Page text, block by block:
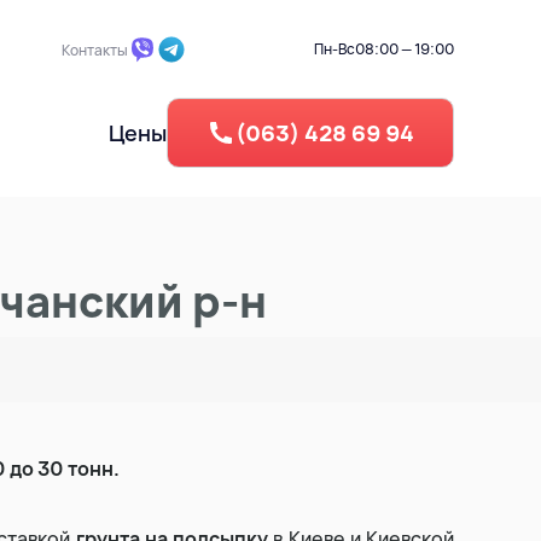
Контакты Пн-Вс08:00 — 19:00
Обратная засыпка
Утелизация резины
Цены (063) 428 69 94
р-н
до 30 тонн.